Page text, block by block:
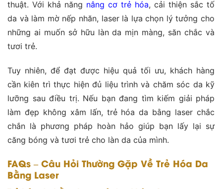
thuật. Với khả năng nâng cơ trẻ hóa, cải thiện sắc tố
da và làm mờ nếp nhăn, laser là lựa chọn lý tưởng cho
những ai muốn sở hữu làn da mịn màng, săn chắc và
tươi trẻ.
Tuy nhiên, để đạt được hiệu quả tối ưu, khách hàng
cần kiên trì thực hiện đủ liệu trình và chăm sóc da kỹ
lưỡng sau điều trị. Nếu bạn đang tìm kiếm giải pháp
làm đẹp không xâm lấn, trẻ hóa da bằng laser chắc
chắn là phương pháp hoàn hảo giúp bạn lấy lại sự
căng bóng và tươi trẻ cho làn da của mình.
FAQs – Câu Hỏi Thường Gặp Về Trẻ Hóa Da
Bằng Laser